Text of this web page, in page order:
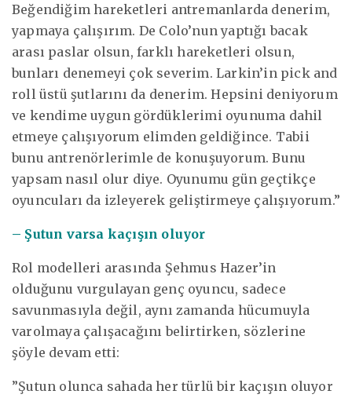
Beğendiğim hareketleri antremanlarda denerim,
yapmaya çalışırım. De Colo’nun yaptığı bacak
arası paslar olsun, farklı hareketleri olsun,
bunları denemeyi çok severim. Larkin’in pick and
roll üstü şutlarını da denerim. Hepsini deniyorum
ve kendime uygun gördüklerimi oyunuma dahil
etmeye çalışıyorum elimden geldiğince. Tabii
bunu antrenörlerimle de konuşuyorum. Bunu
yapsam nasıl olur diye. Oyunumu gün geçtikçe
oyuncuları da izleyerek geliştirmeye çalışıyorum.”
– Şutun varsa kaçışın oluyor
Rol modelleri arasında Şehmus Hazer’in
olduğunu vurgulayan genç oyuncu, sadece
savunmasıyla değil, aynı zamanda hücumuyla
varolmaya çalışacağını belirtirken, sözlerine
şöyle devam etti:
”Şutun olunca sahada her türlü bir kaçışın oluyor